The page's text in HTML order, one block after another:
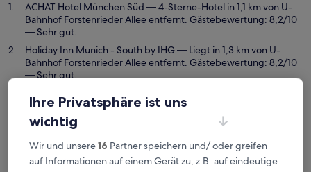
ACHAT Hotel München Süd — 4-Sterne-Hotel in 1,1 km von U-
Bahnhof Forstenrieder Allee entfernt. Gästebewertung: 8,2/10
— Sehr gut.
Holiday Inn Munich - South by IHG— Liegt in 1,3 km von U-
Bahnhof Forstenrieder Allee entfernt. Gästebewertung: 8,2/10
— Sehr gut.
Forstenrieder Allee entfernt. Gästebewertung: 8,8/10 —
Hervorragend.
Forstenrieder Allee entfernt. Gästebewertung: 9,2/10 —
Wunderbar.
Ihre Privatsphäre ist uns
wichtig
Wir und unsere16 Partner speichern und/ oder greifen
auf Informationen auf einem Gerät zu, z.B. auf eindeutige